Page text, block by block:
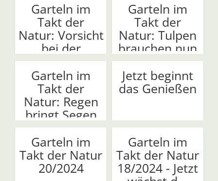
Garteln im
Takt der
Natur: Vorsicht
bei der
Sommer...
Garteln im
Takt der
Natur: Tulpen
brauchen nun
Ruh...
Garteln im
Takt der
Natur: Regen
bringt Segen
Jetzt beginnt
das Genießen
Garteln im
Takt der Natur
20/2024
Garteln im
Takt der Natur
18/2024 - Jetzt